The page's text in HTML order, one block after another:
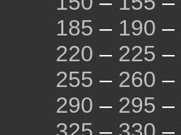
185 – 190 –
220 – 225 –
255 – 260 –
290 – 295 –